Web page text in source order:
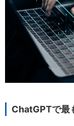
ChatGPTで最